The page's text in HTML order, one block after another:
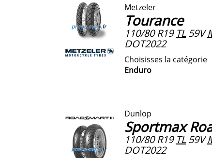
Metzeler
Tourance
110/80 R19 TL59V
DOT2022
Choisisses la catégorie
Enduro
Dunlop
Sportmax
110/80 R19 TL59V
DOT2022